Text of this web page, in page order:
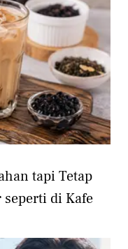
tapi Tetap
seperti di Kafe